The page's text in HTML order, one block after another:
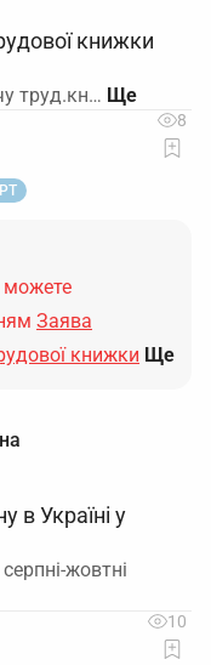
книжки
труд.кн…
8
можете
Заява
книжки Ще
в Україні у
жовтні
10